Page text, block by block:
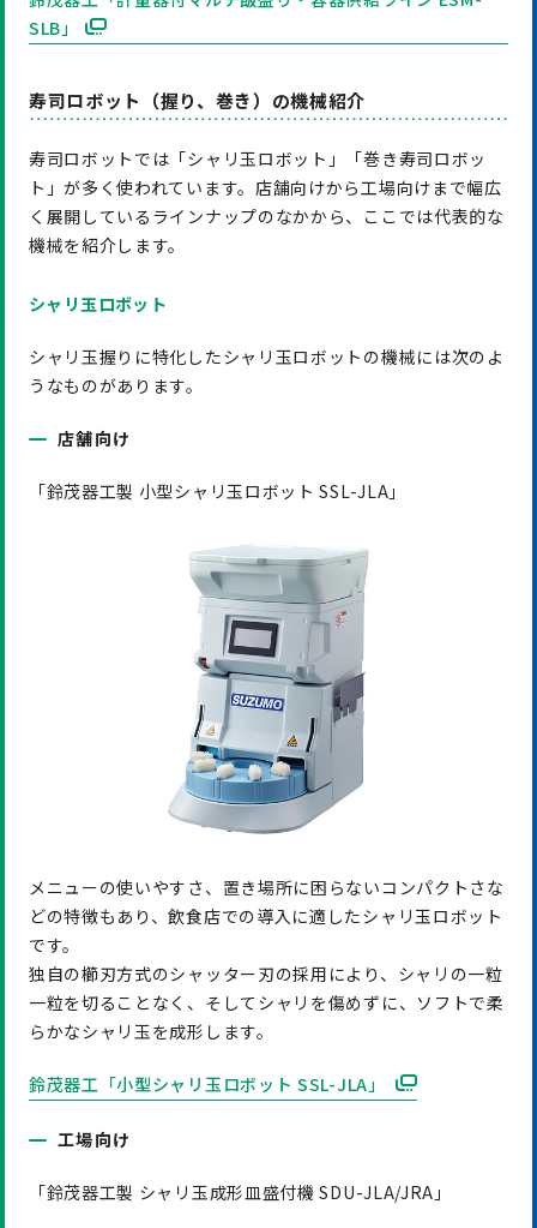
SLB」
寿司ロボット（握り、巻き）の機械紹介
寿司ロボットでは「シャリ玉ロボット」「巻き寿司ロボッ
ト」が多く使われています。店舗向けから工場向けまで幅広
く展開しているラインナップのなかから、ここでは代表的な
機械を紹介します。
シャリ玉ロボット
シャリ玉握りに特化したシャリ玉ロボットの機械には次のよ
うなものがあります。
店舗向け
「鈴茂器工製 小型シャリ玉ロボット SSL-JLA」
メニューの使いやすさ、置き場所に困らないコンパクトさな
どの特徴もあり、飲食店での導入に適したシャリ玉ロボット
です。
独自の櫛刃方式のシャッター刃の採用により、シャリの一粒
一粒を切ることなく、そしてシャリを傷めずに、ソフトで柔
らかなシャリ玉を成形します。
鈴茂器工「小型シャリ玉ロボット SSL-JLA」
工場向け
「鈴茂器工製 シャリ玉成形皿盛付機 SDU-JLA/JRA」